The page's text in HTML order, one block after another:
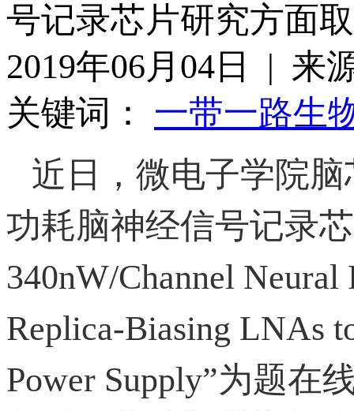
号记录芯片研究方面
2019年06月04日 | 来
关键词： 一带一路生
近日，微电子学院
功耗脑神经信号记录
340nW/Channel
Replica-Biasing LNAs
Power Supply”为题在